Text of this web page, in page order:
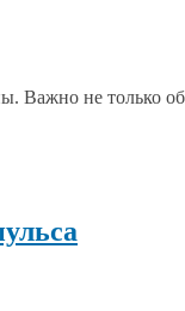
Важно не только